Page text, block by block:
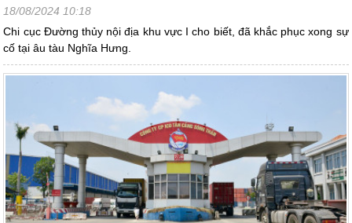
18/08/2024 10:18
Chi cục Đường thủy nội địa khu vực I cho biết, đã khắc phục xong sự
cố tại âu tàu Nghĩa Hưng.